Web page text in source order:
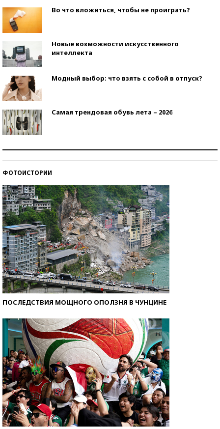
Во что вложиться, чтобы не проиграть?
Новые возможности искусственного
интеллекта
Модный выбор: что взять с собой в отпуск?
Самая трендовая обувь лета – 2026
ФОТОИСТОРИИ
ПОСЛЕДСТВИЯ МОЩНОГО ОПОЛЗНЯ В ЧУНЦИНЕ